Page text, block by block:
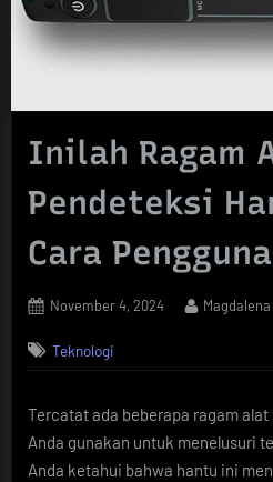
Inilah Ragam
Pendeteksi
Cara
Posted
November 4, 2024 By
Teknologi
Tercatat ada beberapa ragam
Anda gunakan untuk menelusuri
Anda ketahui bahwa hantu ini